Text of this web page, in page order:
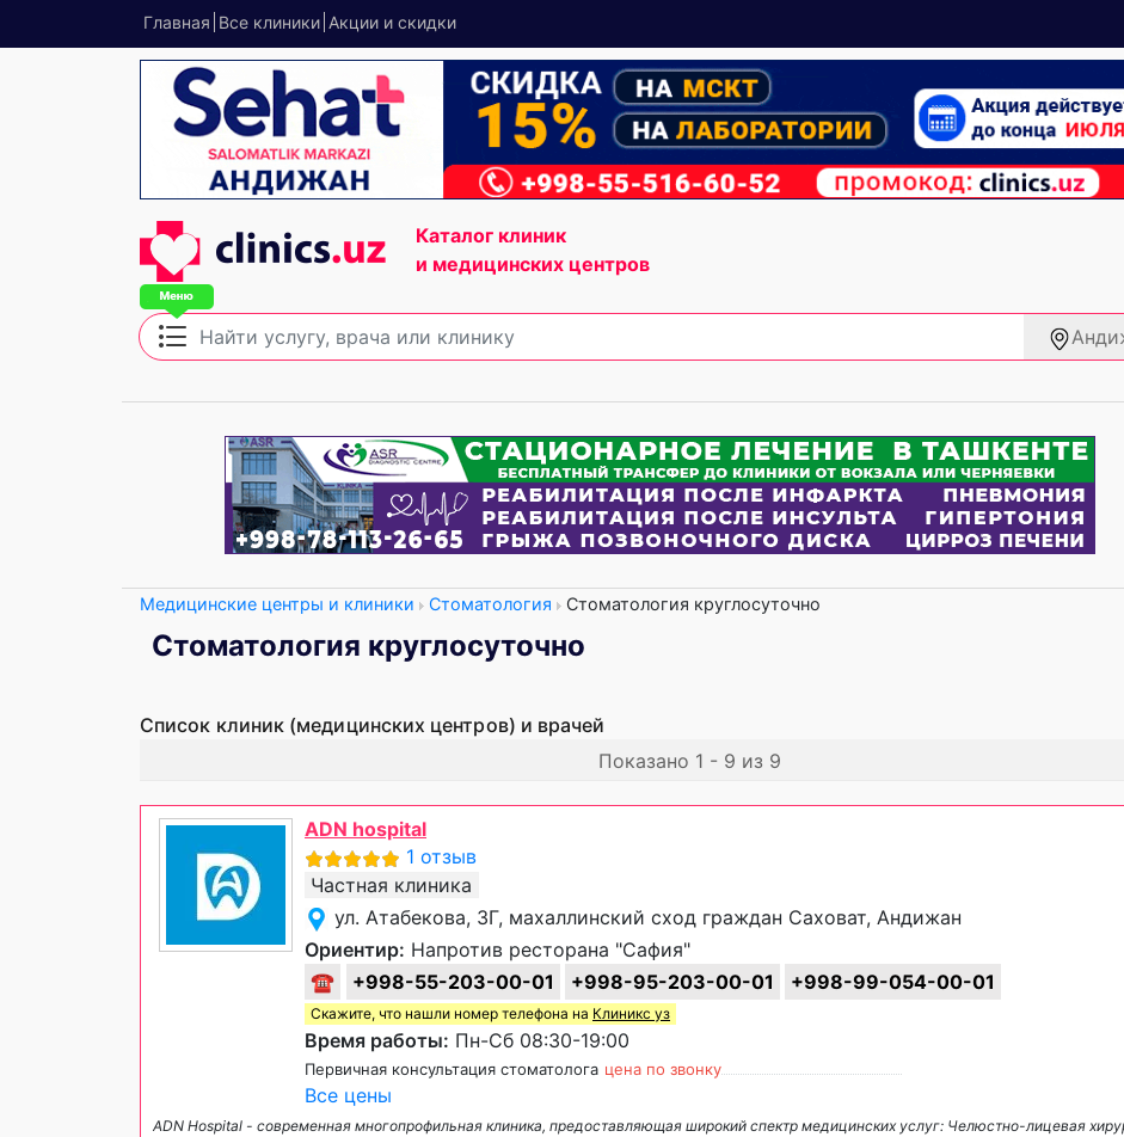
Главная Все клиники Акции и скидки
Каталог клиник
и медицинских центров
Медицинские центры и клиники Стоматология Стоматология круглосуточно
Стоматология круглосуточно
Список клиник (медицинских центров) и врачей
Показано 1 - 9 из 9
ADN hospital
1 отзыв
Частная клиника
ул. Атабекова, 3Г, махаллинский сход граждан Саховат, Андижан
Ориентир: Напротив ресторана "Сафия"
☎
+998-55-203-00-01 +998-95-203-00-01 +998-99-054-00-01
Скажите, что нашли номер телефона на Клиникс уз
Время работы: Пн-Сб 08:30-19:00
Первичная консультация стоматолога цена по звонку
Все цены
ADN Hospital - современная многопрофильная клиника, предоставляющая широкий спектр медицинских услуг: Челюстно-лицевая